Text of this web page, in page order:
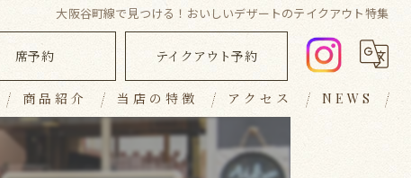
大阪谷町線で見つける！おいしいデザートのテイクアウト特集
席予約 テイクアウト予約
商品紹介 当店の特徴
ランチ
アクセス NEWS